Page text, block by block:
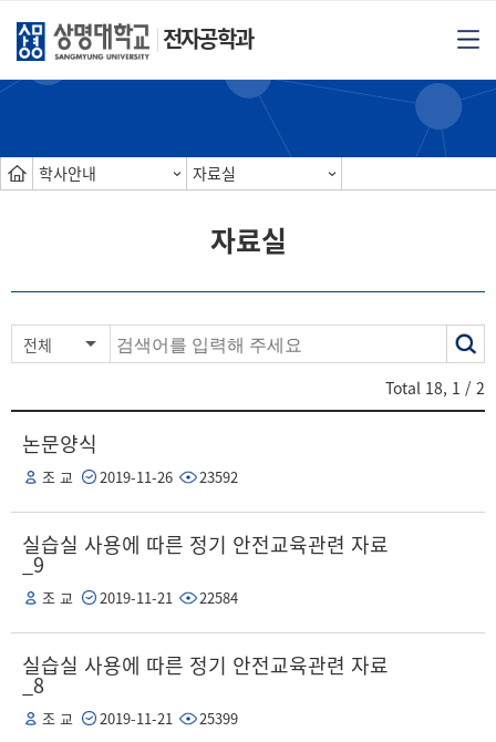
전자공학과
학사안내 자료실
자료실
전체
Total 18, 1 / 2
논문양식
조 교 2019-11-26 23592
실습실 사용에 따른 정기 안전교육관련 자료
_9
조 교 2019-11-21 22584
실습실 사용에 따른 정기 안전교육관련 자료
_8
조 교 2019-11-21 25399